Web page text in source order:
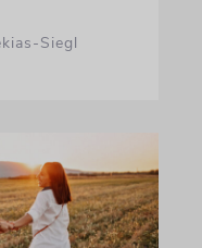
Siegl